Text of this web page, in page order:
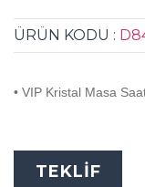
ÜRÜN KODU :
• VIP Kristal Masa
TEKLİF